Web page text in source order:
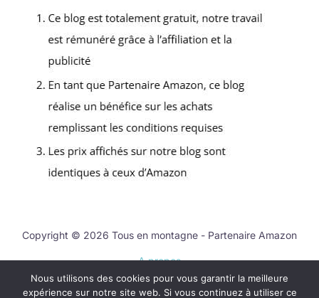
Copyright © 2026 Tous en montagne - Partenaire Amazon
A propos
Contact
Nous utilisons des cookies pour vous garantir la meilleure
expérience sur notre site web. Si vous continuez à utiliser ce